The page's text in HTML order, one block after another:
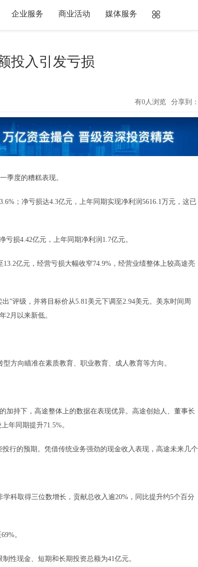
企业服务 商业活动 媒体服务
投入引发亏损
有0人浏览 分享到：
度的糟糕表现。
；净亏损达4.3亿元，上年同期实现净利润5616.1万元，这已
损4.42亿元，上年同期净利润1.7亿元。
亿元，经营亏损大幅收窄74.9%，经营业绩整体上较高途亮
评级，并将目标价从5.81美元下调至2.94美元。美东时间周
2月以来新低。
方向瞄准在素质教育、职业教育、成人教育等方向。
持下，高途整体上的数据在表现优异。高途创始人、董事长
年同期提升71.5%。
的预期。凭借传统业务强劲的现金收入表现，高途未来几个
科取得三位数增长，贡献总收入逾20%，同比提升约5个百分
。
性现金、短期和长期投资总额为41亿元。